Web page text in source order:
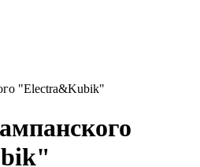
"Electra&Kubik"